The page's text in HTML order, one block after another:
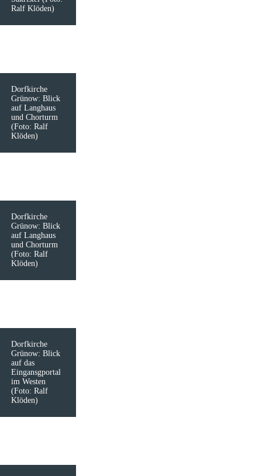
Ralf Klöden)
Dorfkirche
Grünow: Blick
auf Langhaus
und Chorturm
(Foto: Ralf
Klöden)
Dorfkirche
Grünow: Blick
auf Langhaus
und Chorturm
(Foto: Ralf
Klöden)
Dorfkirche
Grünow: Blick
auf das
Eingansgportal
im Westen
(Foto: Ralf
Klöden)